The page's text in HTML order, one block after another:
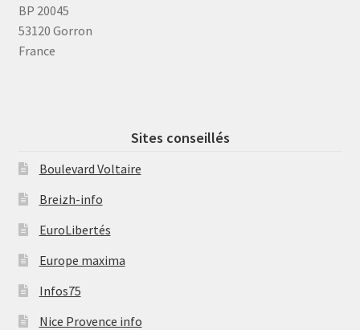
BP 20045
53120 Gorron
France
Sites conseillés
Boulevard Voltaire
Breizh-info
EuroLibertés
Europe maxima
Infos75
Nice Provence info